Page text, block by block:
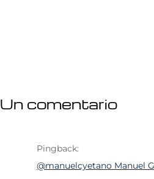
Un comentario
Pingback:
@manuelcyetano Manuel